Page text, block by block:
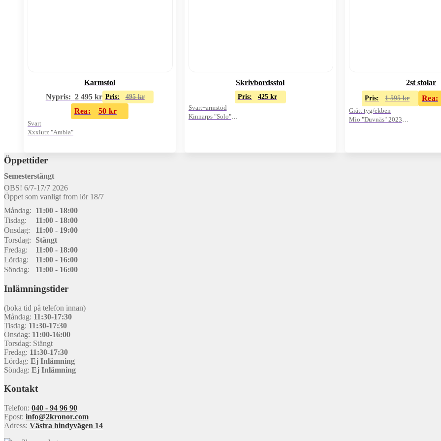
Karmstol
Nypris: 2 495 kr Pris: 495kr
Rea: 50kr
Svart
Xxxlutz "Ambia"
Skrivbordsstol
Pris: 425 kr
Svart+armstöd
Kinnarps "Solo"
2st stolar
Pris: 1 595kr Rea:
Grått tyg/ekben
Mio "Duvnäs" 2023
Öppettider
Semesterstängt
OBS! 6/7-17/7 2026
Öppet som vanligt from lör 18/7
Måndag: 11:00 - 18:00
Tisdag:
11:00 - 18:00
Onsdag:
11:00 - 19:00
Torsdag:
Stängt
Fredag:
11:00 - 18:00
Lördag:
11:00 - 16:00
Söndag:
11:00 - 16:00
Inlämningstider
(boka tid på telefon innan)
Måndag: 11:30-17:30
Tisdag: 11:30-17:30
Onsdag: 11:00-16:00
Torsdag: Stängt
Fredag: 11:30-17:30
Lördag: Ej Inlämning
Söndag: Ej Inlämning
Kontakt
Telefon: 040 - 94 96 90
Epost: info@2kronor.com
Adress: Västra hindyvägen 14